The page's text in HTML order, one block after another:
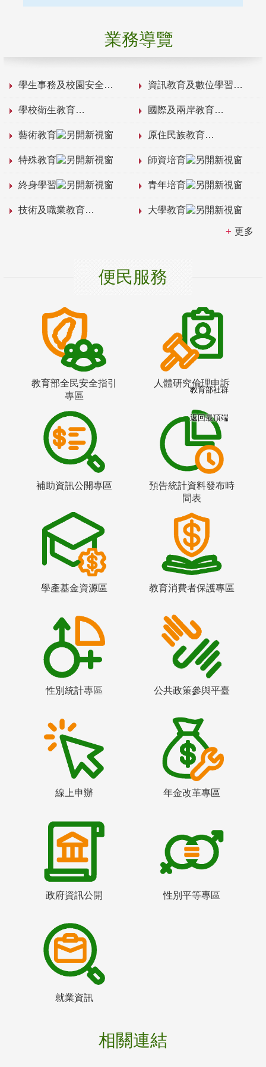
業務導覽
學生事務及校園安全 資訊教育及數位學習
學校衛生教育 國際及兩岸教育
藝術教育 原住民族教育
特殊教育 師資培育
終身學習 青年培育
技術及職業教育 大學教育
更多
便民服務
教育部全民安全指引
專區
人體研究倫理申訴
補助資訊公開專區
預告統計資料發布時
間表
學產基金資源區 教育消費者保護專區
性別統計專區 公共政策參與平臺
線上申辦 年金改革專區
政府資訊公開 性別平等專區
就業資訊
相關連結
教育部社群
返回最頂端